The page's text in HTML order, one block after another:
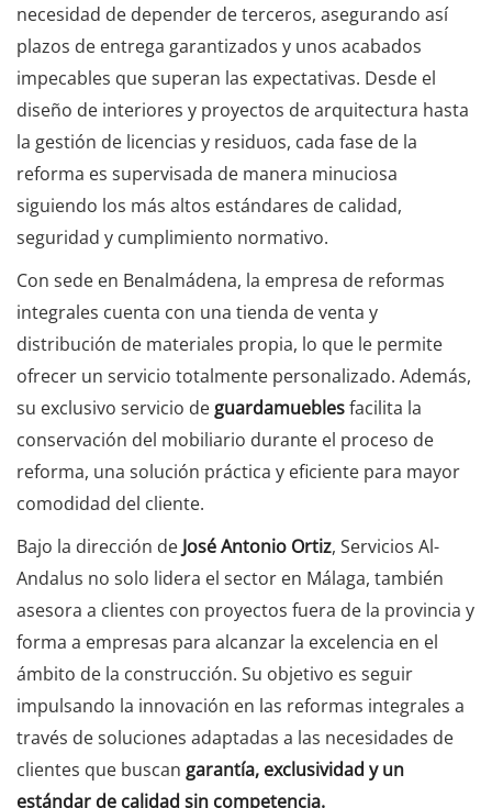
necesidad de depender de terceros, asegurando así
plazos de entrega garantizados y unos acabados
impecables que superan las expectativas. Desde el
diseño de interiores y proyectos de arquitectura hasta
la gestión de licencias y residuos, cada fase de la
reforma es supervisada de manera minuciosa
siguiendo los más altos estándares de calidad,
seguridad y cumplimiento normativo.
Con sede en Benalmádena, la empresa de reformas
integrales cuenta con una tienda de venta y
distribución de materiales propia, lo que le permite
ofrecer un servicio totalmente personalizado. Además,
su exclusivo servicio de guardamueblesfacilita la
conservación del mobiliario durante el proceso de
reforma, una solución práctica y eficiente para mayor
comodidad del cliente.
Bajo la dirección de José Antonio Ortiz, Servicios Al-
Andalus no solo lidera el sector en Málaga, también
asesora a clientes con proyectos fuera de la provincia y
forma a empresas para alcanzar la excelencia en el
ámbito de la construcción. Su objetivo es seguir
impulsando la innovación en las reformas integrales a
través de soluciones adaptadas a las necesidades de
clientes que buscan garantía, exclusividad y un
estándar de calidad sin competencia.